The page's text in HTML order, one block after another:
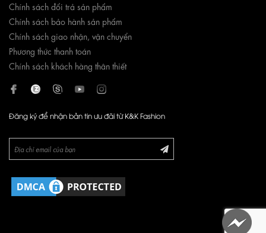
Chính sách đổi trả sản phẩm
Chính sách bảo hành sản phẩm
Chính sách giao nhận, vận chuyển
Phương thức thanh toán
Chính sách khách hàng thân thiết
Đăng ký để nhận bản tin ưu đãi từ K&K Fashion